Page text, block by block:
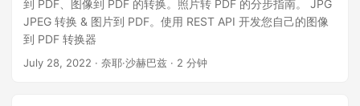
到 PDF、图像到 PDF 的转换。照片转 PDF 的分步指南。 JPG
JPEG 转换 & 图片到 PDF。使用 REST API 开发您自己的图像
到 PDF 转换器
July 28, 2022 · 奈耶·沙赫巴兹 · 2 分钟